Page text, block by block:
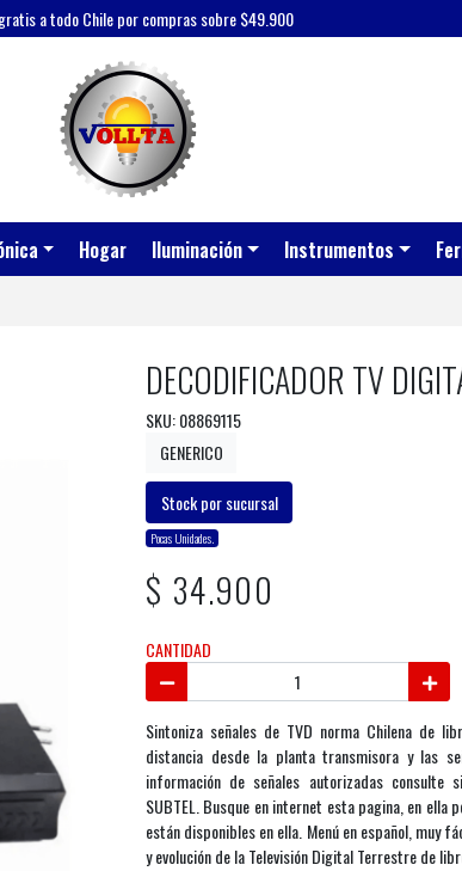
a todo Chile por compras sobre $49.900
Hogar Iluminación Instrumentos
DECODIFICADOR TV
SKU: 08869115
GENERICO
Stock por sucursal
Pocas Unidades.
$ 34.900
CANTIDAD
Sintoniza señales de TVD norma Chilena de
distancia desde la planta transmisora y las
información de señales autorizadas consulte
SUBTEL. Busque en internet esta pagina, en ella
están disponibles en ella. Menú en español, muy
y evolución de la Televisión Digital Terrestre de